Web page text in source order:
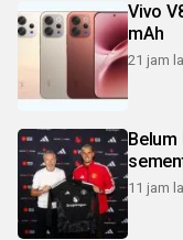
Vivo
mAh
21 jam
11 jam